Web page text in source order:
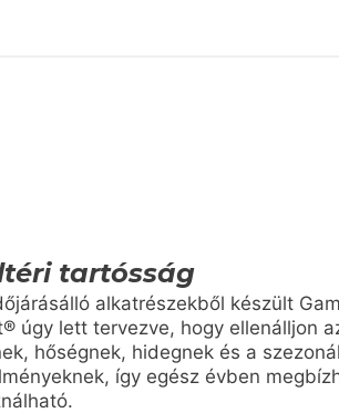
tartósság
alkatrészekből készült
úgy lett tervezve, hogy ellenálljon
hőségnek, hidegnek és a
így egész évben